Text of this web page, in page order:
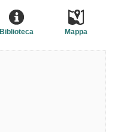
Mappa
Biblioteca